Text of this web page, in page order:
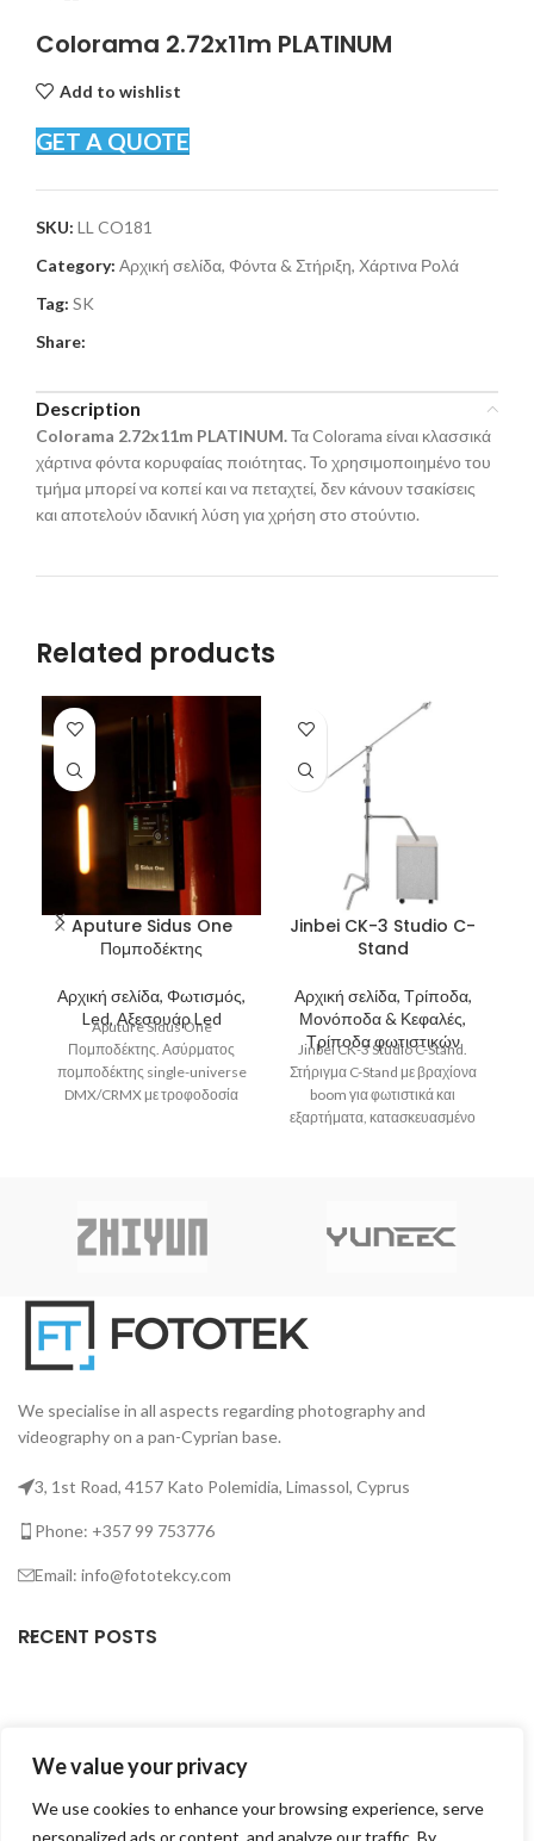
We value your privacy
We use cookies to enhance your browsing experience, serve
personalized ads or content, and analyze our traffic. By
Colorama 2.72x11m PLATINUM
Add to wishlist
GET A QUOTE
SKU: LL CO181
Category: Αρχική σελίδα, Φόντα & Στήριξη, Χάρτινα Ρολά
Tag: SK
Share:
Description
Colorama 2.72x11m PLATINUM.Τα Colorama είναι κλασσικά
χάρτινα φόντα κορυφαίας ποιότητας. Το χρησιμοποιημένο του
τμήμα μπορεί να κοπεί και να πεταχτεί, δεν κάνουν τσακίσεις
και αποτελούν ιδανική λύση για χρήση στο στούντιο.
Related products
Aputure Sidus One
Πομποδέκτης
Αρχική σελίδα, Φωτισμός,
Led, Αξεσουάρ Led
Aputure Sidus One
Πομποδέκτης. Ασύρματος
πομποδέκτης single-universe
DMX/CRMX με τροφοδοσία
Jinbei CK-3 Studio C-
Stand
Αρχική σελίδα, Τρίποδα,
Μονόποδα & Κεφαλές,
Τρίποδα φωτιστικών
Jinbei CK-3 Studio C-Stand.
Στήριγμα C-Stand με βραχίονα
boom για φωτιστικά και
εξαρτήματα, κατασκευασμένο
We specialise in all aspects regarding photography and
videography on a pan-Cyprian base.
3, 1st Road, 4157 Kato Polemidia, Limassol, Cyprus
Phone: +357 99 753776
Email: info@fototekcy.com
RECENT POSTS
PRODUCT CATEGORIES